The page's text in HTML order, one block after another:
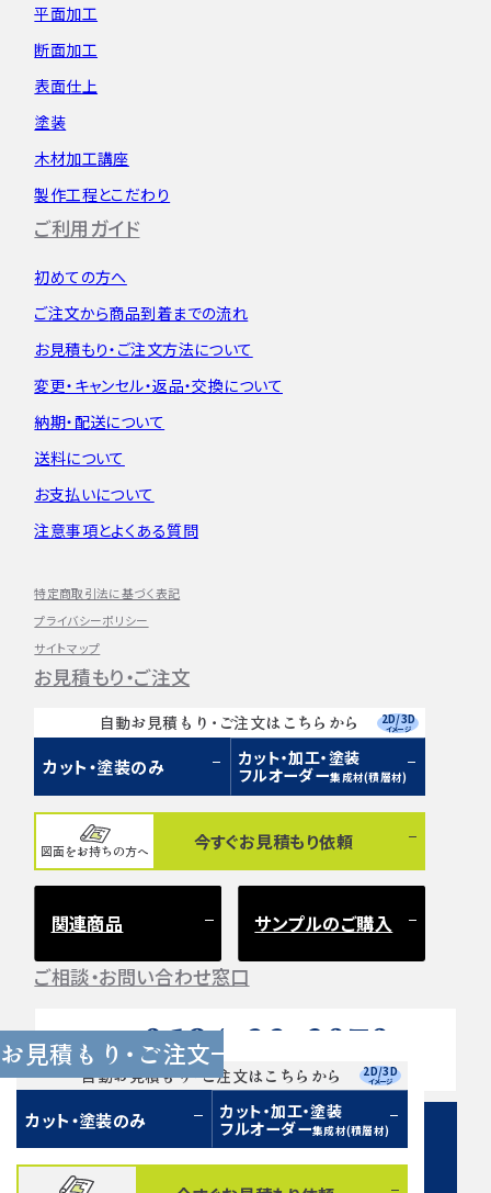
お見積もり・ご注文
自動お見積もり・ご注文はこちらから
カット・塗装のみ
カット・加工・塗装
フルオーダー集成材(積層材)
2D/3D
イメージ
平面加工
断面加工
表面仕上
塗装
木材加工講座
製作工程とこだわり
ご利用ガイド
初めての方へ
ご注文から商品到着までの流れ
お見積もり・ ご注文方法について
変更・キャンセル・返品・交換について
納期・配送について
送料について
お支払いについて
注意事項とよくある質問
特定商取引法に基づく表記
プライバシーポリシー
サイトマップ
お見積もり・ご注文
自動お見積もり・ご注文はこちらから
カット・塗装のみ
カット・加工・塗装
フルオーダー集成材(積層材)
2D/3D
イメージ
図面をお持ちの方へ 今すぐお見積もり依頼
関連商品 サンプルのご購入
ご相談・お問い合わせ窓口
Tel. 0584-33-2070
営業時間 9:00〜17:00（土日祝 定休）